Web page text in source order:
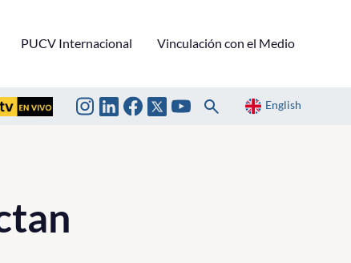
PUCV Internacional Vinculación con el Medio
English